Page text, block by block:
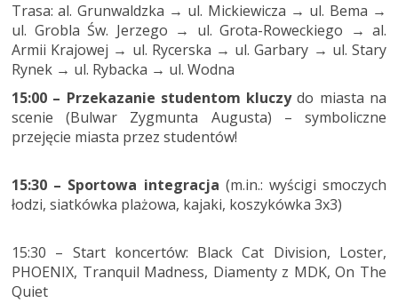
Trasa: al. Grunwaldzka → ul. Mickiewicza → ul. Bema →
ul. Grobla Św. Jerzego → ul. Grota-Roweckiego → al.
Armii Krajowej → ul. Rycerska → ul. Garbary → ul. Stary
Rynek → ul. Rybacka → ul. Wodna
15:00 – Przekazanie studentom kluczydo miasta na
scenie (Bulwar Zygmunta Augusta) – symboliczne
przejęcie miasta przez studentów!
15:30 – Sportowa integracja (m.in.: wyścigi smoczych
łodzi, siatkówka plażowa, kajaki, koszykówka 3x3)
15:30 – Start koncertów: Black Cat Division, Loster,
PHOENIX, Tranquil Madness, Diamenty z MDK, On The
Quiet